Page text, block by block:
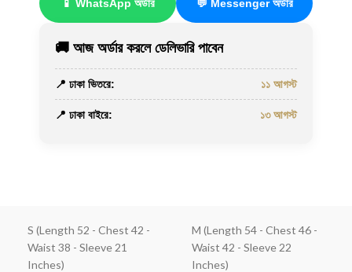
📱 WhatsApp অর্ডার 💬 Messenger অর্ডার
🚚 আজ অর্ডার করলে ডেলিভারি পাবেন
📍 ঢাকা ভিতরে: ১১ আগস্ট
📍 ঢাকা বাইরে: ১৩ আগস্ট
S (Length 52 - Chest 42 -
Waist 38 - Sleeve 21
Inches)
M (Length 54 - Chest 46 -
Waist 42 - Sleeve 22
Inches)